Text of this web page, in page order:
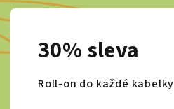
30% sleva
Roll-on do každé kabelky